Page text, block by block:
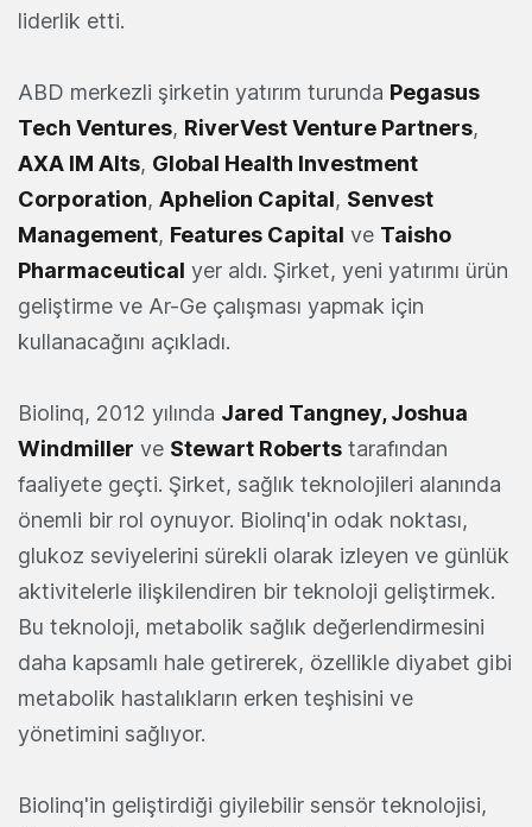
liderlik etti.
ABD merkezli şirketin yatırım turunda Pegasus
Tech Ventures, RiverVest Venture Partners,
AXA IM Alts, Global Health Investment
Corporation, Aphelion Capital, Senvest
Management, Features Capital ve Taisho
Pharmaceutical yer aldı. Şirket, yeni yatırımı ürün
geliştirme ve Ar-Ge çalışması yapmak için
kullanacağını açıkladı.
Biolinq, 2012 yılında Jared Tangney, Joshua
Windmiller ve Stewart Roberts tarafından
faaliyete geçti. Şirket, sağlık teknolojileri alanında
önemli bir rol oynuyor. Biolinq'in odak noktası,
glukoz seviyelerini sürekli olarak izleyen ve günlük
aktivitelerle ilişkilendiren bir teknoloji geliştirmek.
Bu teknoloji, metabolik sağlık değerlendirmesini
daha kapsamlı hale getirerek, özellikle diyabet gibi
metabolik hastalıkların erken teşhisini ve
yönetimini sağlıyor.
Biolinq'in geliştirdiği giyilebilir sensör teknolojisi,